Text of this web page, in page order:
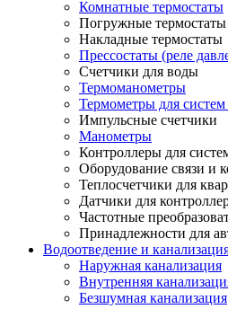
Комнатные термостаты
Погружные термостаты
Накладные термостаты
Прессостаты (реле
Счетчики для воды
Термоманометры
Термометры для
Импульсные счетчики
Манометры
Контроллеры для
Оборудование связи и
Теплосчетчики для
Датчики для
Частотные
Принадлежности для
Водоотведение и
Наружная канализация
Внутренняя
Безшумная канализация